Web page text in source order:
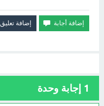
1 إجابة وحدة